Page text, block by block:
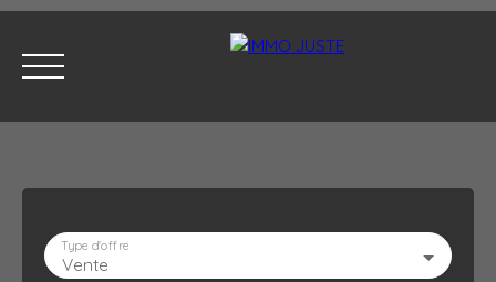
ACCUEIL ESTIMATION
Vente
Type d'offre